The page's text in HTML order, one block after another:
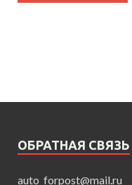
ОБРАТНАЯ СВЯЗЬ
auto_forpost@mail.ru